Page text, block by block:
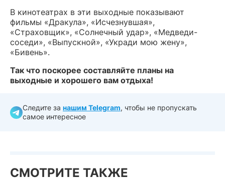
В кинотеатрах в эти выходные показывают
фильмы «Дракула», «Исчезнувшая»,
«Страховщик», «Солнечный удар», «Медведи-
соседи», «Выпускной», «Укради мою жену»,
«Бивень».
Так что поскорее составляйте планы на
выходные и хорошего вам отдыха!
Следите за нашим Telegram, чтобы не пропускать
самое интересное
СМОТРИТЕ ТАКЖЕ